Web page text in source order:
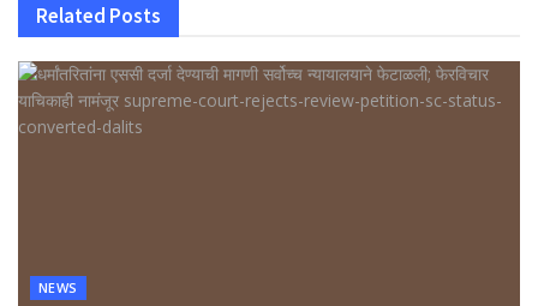
Related Posts
NEWS